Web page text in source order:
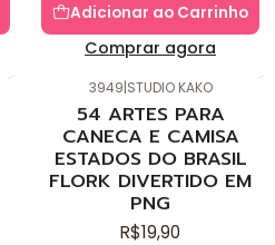
Adicionar ao Carrinho
Comprar agora
3949|STUDIO KAKO
54 ARTES PARA
CANECA E CAMISA
ESTADOS DO BRASIL
FLORK DIVERTIDO EM
PNG
R$19,90